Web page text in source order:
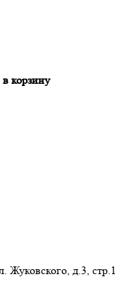
корзину
д.3, стр.1